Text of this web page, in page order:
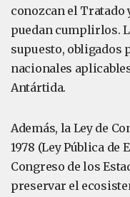
conozcan el Tratado
puedan cumplirlos.
supuesto, obligados
nacionales
Antártida.
Además, la Ley de
1978 (Ley Pública de
Congreso de los
preservar el